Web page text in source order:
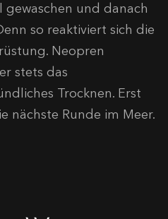
und danach
so reaktiviert sich die
Neopren
stets das
Trocknen. Erst
nächste Runde im Meer.